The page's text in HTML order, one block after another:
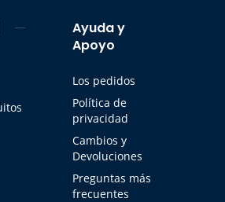
Ayuda y
Apoyo
Los pedidos
Política de
privacidad
Cambios y
Devoluciones
Preguntas más
frecuentes